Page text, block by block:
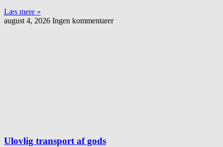
Læs mere »
august 4, 2026 Ingen kommentarer
Ulovlig transport af gods